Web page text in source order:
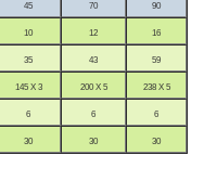
45 70 90
10 12 16
35 43 59
145 X 3 200 X 5 238 X 5
6 6 6
30 30 30